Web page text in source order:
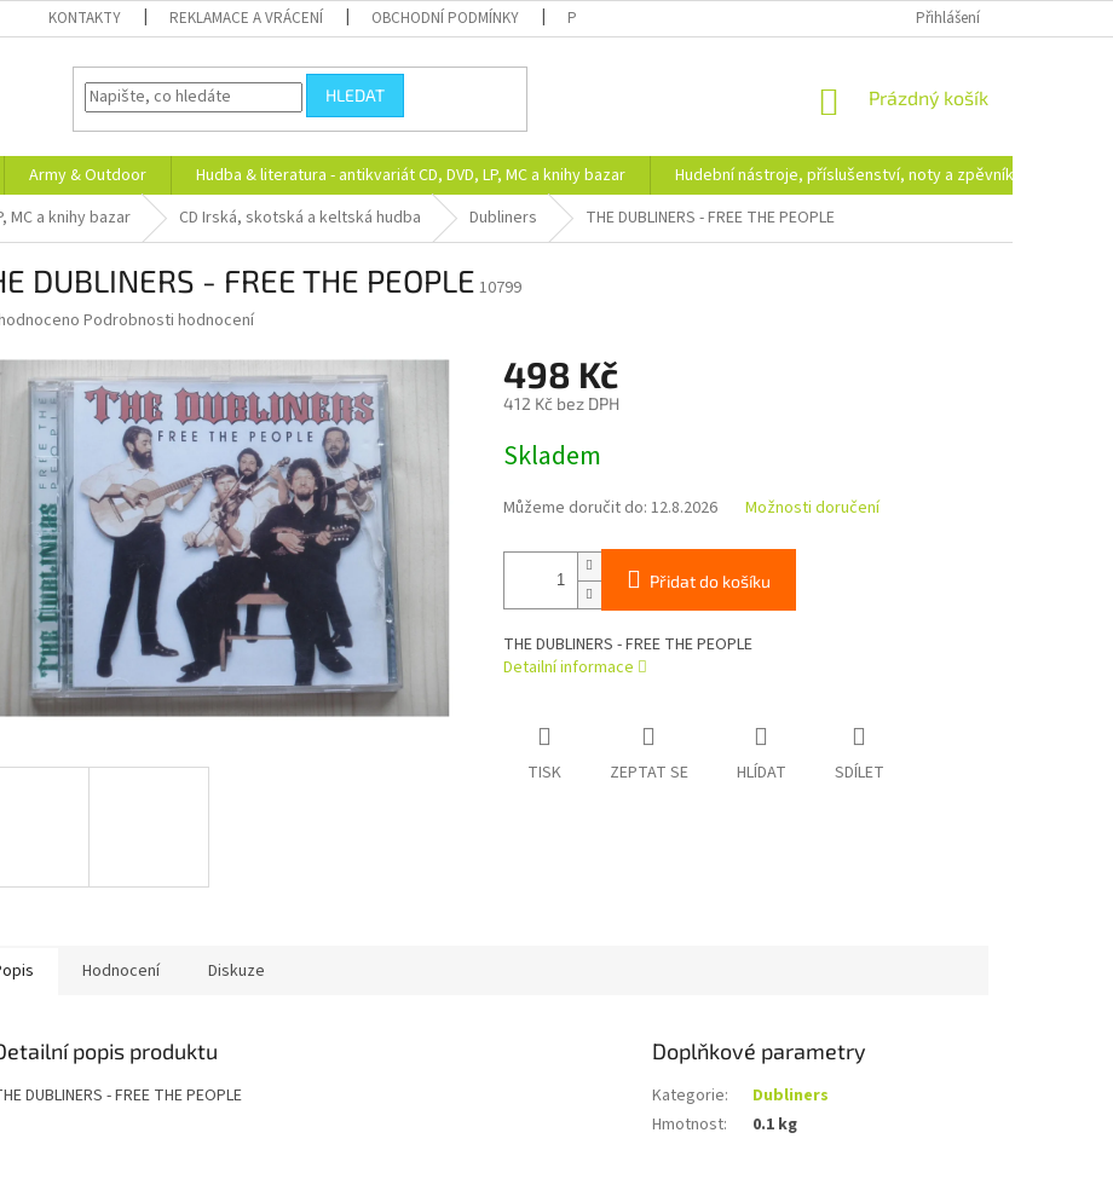
KONTAKTY REKLAMACE A VRÁCENÍ OBCHODNÍ PODMÍNKY PODMÍNKY OCHRANY OSOBNÍCH ÚDAJŮ DOPRAVA A PLATBA
Přihlášení
HLEDAT
NÁKUPNÍ
Prázdný košík
Army & Outdoor Hudba & literatura - antikvariát CD, DVD, LP, MC a knihy bazar Hudební nástroje, příslušenství, noty a zpěvníky
MC a knihy bazar CD Irská, skotská a keltská hudba Dubliners THE DUBLINERS - FREE THE PEOPLE
DUBLINERS - FREE THE PEOPLE 10799
Podrobnosti hodnocení
498 Kč
412 Kč bez DPH
cena:
Skladem
Můžeme doručit do: 12.8.2026 Možnosti doručení
Přidat do košíku
THE DUBLINERS - FREE THE PEOPLE
Detailní informace
TISK ZEPTAT SE HLÍDAT SDÍLET
Hodnocení Diskuze
popis produktu
DUBLINERS - FREE THE PEOPLE
Doplňkové parametry
Kategorie:
Dubliners
Hmotnost: 0.1 kg